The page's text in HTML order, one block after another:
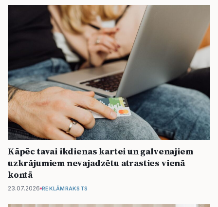
Kāpēc tavai ikdienas kartei un galvenajiem
uzkrājumiem nevajadzētu atrasties vienā
kontā
23.07.2026 REKLĀMRAKSTS